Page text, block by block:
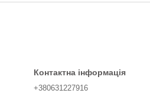
Контактна інформація
+380631227916